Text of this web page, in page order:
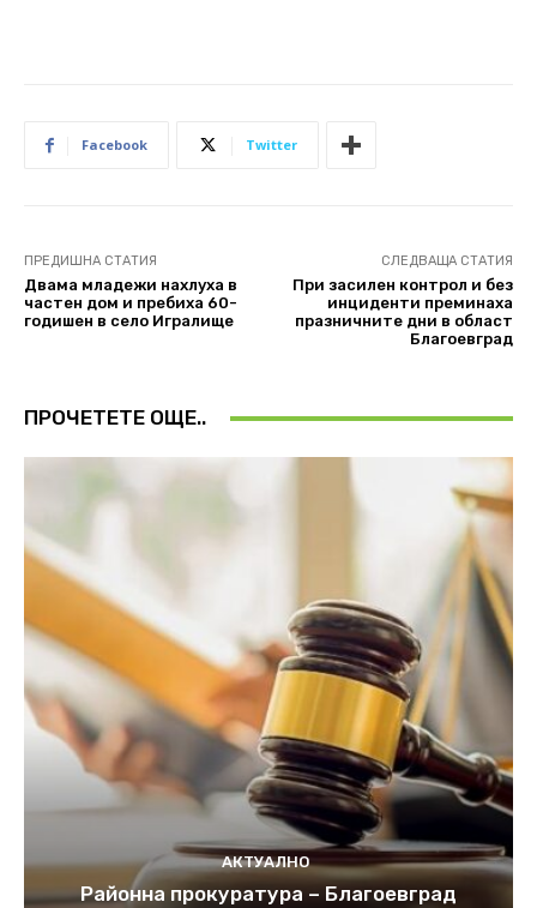
Facebook Twitter
ПРЕДИШНА СТАТИЯ
Двама младежи нахлуха в
частен дом и пребиха 60-
годишен в село Игралище
СЛЕДВАЩА СТАТИЯ
При засилен контрол и без
инциденти преминаха
празничните дни в област
Благоевград
ПРОЧЕТЕТЕ ОЩЕ..
АКТУАЛНО
Районна прокуратура – Благоевград